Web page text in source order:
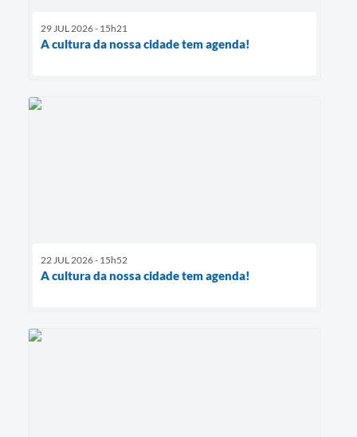
29 JUL 2026 - 15h21
A cultura da nossa cidade tem agenda!
22 JUL 2026 - 15h52
A cultura da nossa cidade tem agenda!